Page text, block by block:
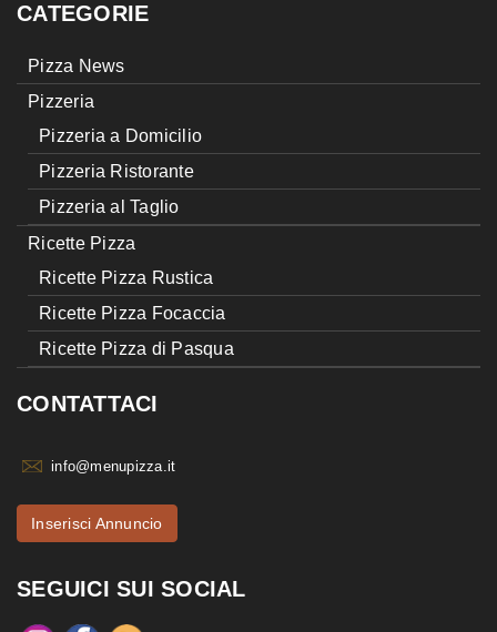
CATEGORIE
Pizza News
Pizzeria
Pizzeria a Domicilio
Pizzeria Ristorante
Pizzeria al Taglio
Ricette Pizza
Ricette Pizza Rustica
Ricette Pizza Focaccia
Ricette Pizza di Pasqua
CONTATTACI
info@menupizza.it
Inserisci Annuncio
SEGUICI SUI SOCIAL